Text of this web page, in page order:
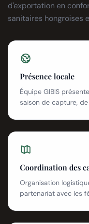
d'exportation en
sanitaires hongroises
Présence locale
Équipe GIBIS
saison de capture,
Coordination des
Organisation
partenariat avec les